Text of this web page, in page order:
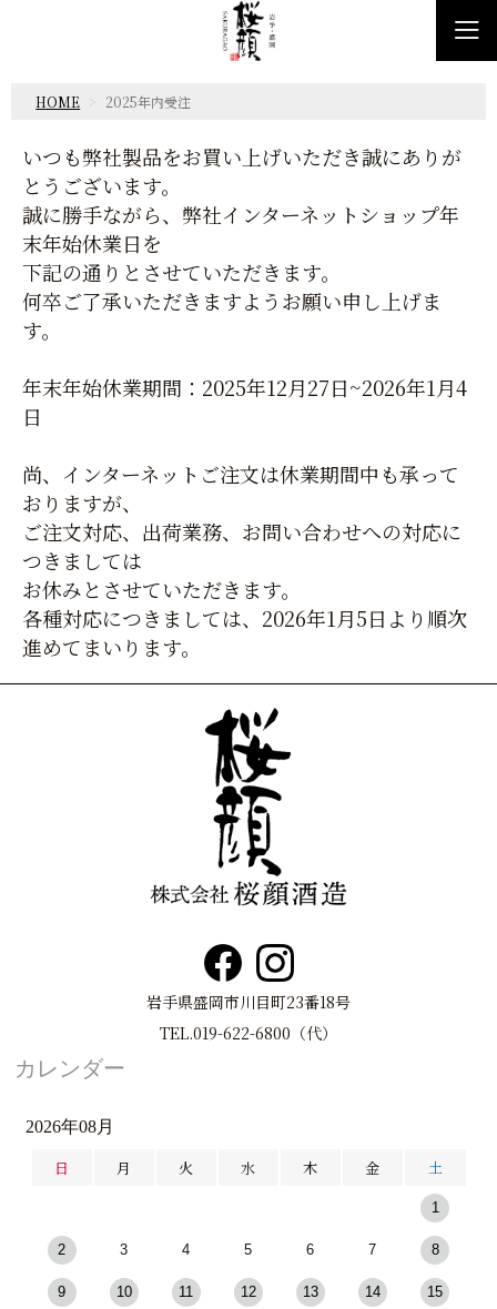
HOME 2025年内受注
いつも弊社製品をお買い上げいただき誠にありが
とうございます。
誠に勝手ながら、弊社インターネットショップ年
末年始休業日を
下記の通りとさせていただきます。
何卒ご了承いただきますようお願い申し上げま
す。
年末年始休業期間：2025年12月27日~2026年1月4
日
尚、インターネットご注文は休業期間中も承って
おりますが、
ご注文対応、出荷業務、お問い合わせへの対応に
つきましては
お休みとさせていただきます。
各種対応につきましては、2026年1月5日より順次
進めてまいります。
岩手県盛岡市川目町23番18号
TEL.019-622-6800（代）
カレンダー
2026年08月
日 月 火 水 木 金 土
1
2 3 4 5 6 7 8
9 10 11 12 13 14 15